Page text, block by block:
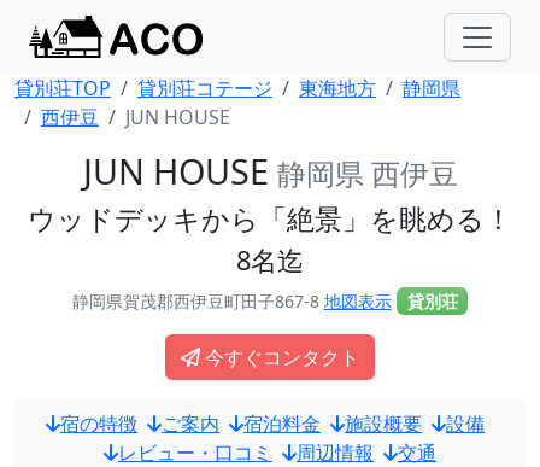
貸別荘TOP 貸別荘コテージ 東海地方
静岡県
西伊豆
JUN HOUSE
JUN HOUSE 静岡県 西伊豆
ウッドデッキから「絶景」を眺める！
8名迄
静岡県賀茂郡西伊豆町田子867-8 地図表示 貸別荘
今すぐコンタクト
宿の特徴 ご案内 宿泊料金 施設概要
設備
レビュー・口コミ
周辺情報 交通